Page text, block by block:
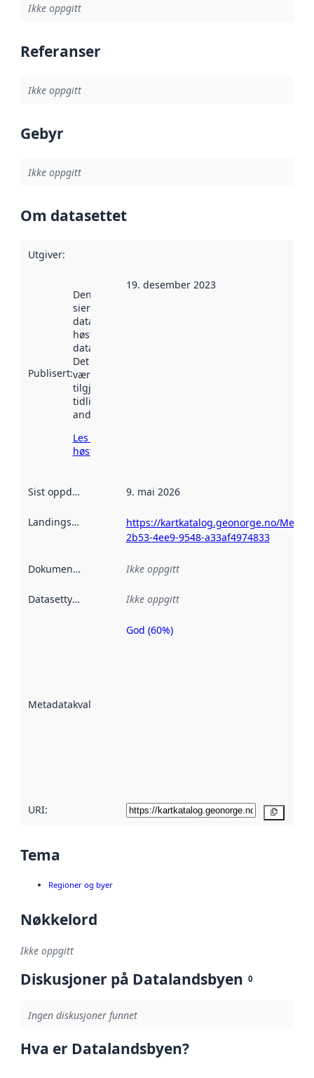
Ikke oppgitt
Referanser
Ikke oppgitt
Gebyr
Ikke oppgitt
Om datasettet
Utgiver:
Publisert:
Denne datoen
sier når
datasettet ble
høstet av
data.norge.no.
Det kan ha
vært
tilgjengelig
tidligere
andre steder.
Les mer om
høsting her
19. desember 2023
Sist oppdatert 9. mai 2026
Landingsside
https://kartkatalog.geonorge.no/
2b53-4ee9-9548-a33af4974833
Dokumentasjon Ikke oppgitt
Datasettype Ikke oppgitt
Metadatakvalitet
Metadatakvalitet
God (60%)
URI:
Tema
Regioner og byer
Nøkkelord
Ikke oppgitt
Diskusjoner på Datalandsbyen 0
Ingen diskusjoner funnet
Hva er Datalandsbyen?